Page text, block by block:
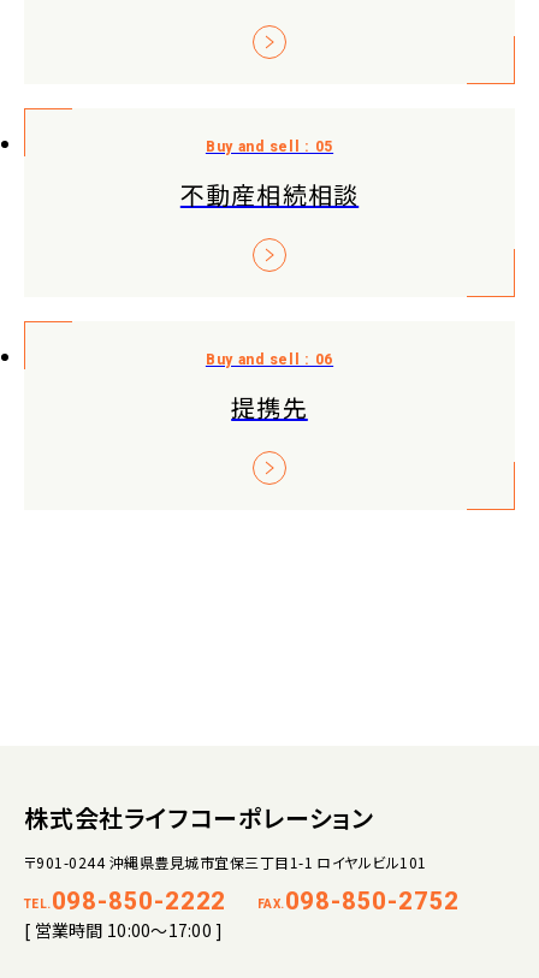
不動産相続相談
提携先
株式会社ライフコーポレーション
〒901-0244 沖縄県豊見城市宜保三丁目1-1 ロイヤルビル101
TEL. 098-850-2222 FAX. 098-850-2752
[ 営業時間 10:00～17:00 ]